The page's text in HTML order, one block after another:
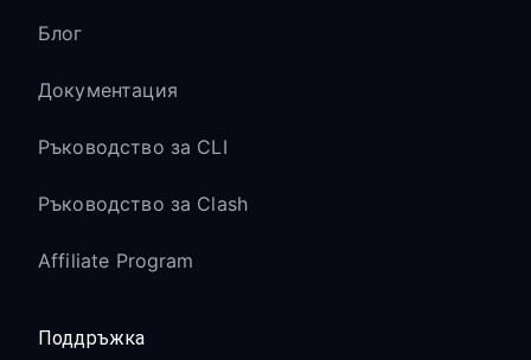
Блог
Документация
Ръководство за CLI
Ръководство за Clash
Affiliate Program
Поддръжка